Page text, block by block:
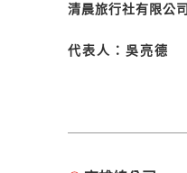
清晨旅行社有限公司
代表人：吳亮德